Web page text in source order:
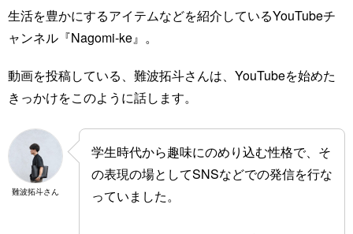
生活を豊かにするアイテムなどを紹介しているYouTubeチ
ャンネル『Nagomi-ke』。
動画を投稿している、難波拓斗さんは、YouTubeを始めた
きっかけをこのように話します。
難波拓斗さん
学生時代から趣味にのめり込む性格で、そ
の表現の場としてSNSなどでの発信を行な
っていました。